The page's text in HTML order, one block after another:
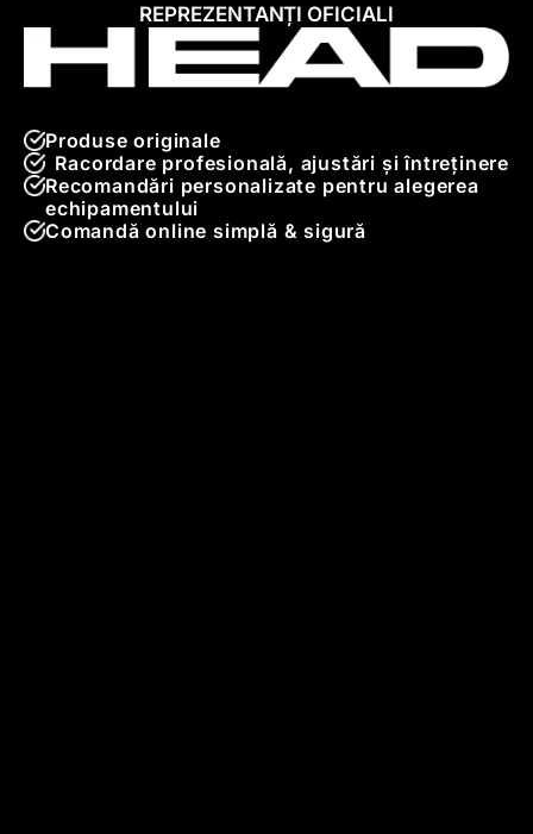
REPREZENTANȚI OFICIALI
Produse originale
Racordare profesională, ajustări și întreținere
Recomandări personalizate pentru alegerea
echipamentului
Comandă online simplă & sigură